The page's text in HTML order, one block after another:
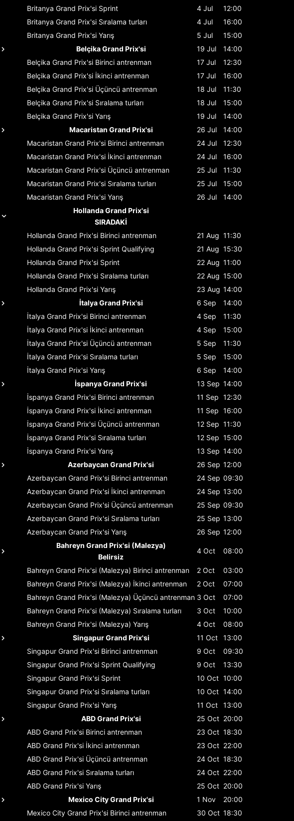
Britanya Grand Prix'si Sprint 4 Jul
12:00
Britanya Grand Prix'si Sıralama turları 4 Jul
16:00
Britanya Grand Prix'si Yarış 5 Jul
15:00
Belçika Grand Prix'si
19 Jul
14:00
Belçika Grand Prix'si Birinci antrenman 17 Jul
12:30
Belçika Grand Prix'si İkinci antrenman 17 Jul
16:00
Belçika Grand Prix'si Üçüncü antrenman 18 Jul
11:30
Belçika Grand Prix'si Sıralama turları 18 Jul
15:00
Belçika Grand Prix'si Yarış 19 Jul
14:00
Macaristan Grand Prix'si
26 Jul
14:00
Macaristan Grand Prix'si Birinci antrenman 24 Jul
12:30
Macaristan Grand Prix'si İkinci antrenman 24 Jul
16:00
Macaristan Grand Prix'si Üçüncü antrenman 25 Jul
11:30
Macaristan Grand Prix'si Sıralama turları 25 Jul
15:00
Macaristan Grand Prix'si Yarış 26 Jul
14:00
Hollanda Grand Prix'si
SIRADAKİ
Hollanda Grand Prix'si Birinci antrenman 21 Aug 11:30
Hollanda Grand Prix'si Sprint Qualifying 21 Aug 15:30
Hollanda Grand Prix'si Sprint 22 Aug 11:00
Hollanda Grand Prix'si Sıralama turları 22 Aug 15:00
Hollanda Grand Prix'si Yarış 23 Aug 14:00
İtalya Grand Prix'si
6 Sep
14:00
İtalya Grand Prix'si Birinci antrenman 4 Sep
11:30
İtalya Grand Prix'si İkinci antrenman 4 Sep
15:00
İtalya Grand Prix'si Üçüncü antrenman 5 Sep
11:30
İtalya Grand Prix'si Sıralama turları 5 Sep
15:00
İtalya Grand Prix'si Yarış 6 Sep
14:00
İspanya Grand Prix'si
13 Sep 14:00
İspanya Grand Prix'si Birinci antrenman 11 Sep 12:30
İspanya Grand Prix'si İkinci antrenman 11 Sep 16:00
İspanya Grand Prix'si Üçüncü antrenman 12 Sep 11:30
İspanya Grand Prix'si Sıralama turları 12 Sep 15:00
İspanya Grand Prix'si Yarış 13 Sep 14:00
Azerbaycan Grand Prix'si
26 Sep 12:00
Azerbaycan Grand Prix'si Birinci antrenman 24 Sep 09:30
Azerbaycan Grand Prix'si İkinci antrenman 24 Sep 13:00
Azerbaycan Grand Prix'si Üçüncü antrenman 25 Sep 09:30
Azerbaycan Grand Prix'si Sıralama turları 25 Sep 13:00
Azerbaycan Grand Prix'si Yarış 26 Sep 12:00
Bahreyn Grand Prix'si (Malezya)
Belirsiz
4 Oct 08:00
Bahreyn Grand Prix'si (Malezya) Birinci antrenman 2 Oct
03:00
Bahreyn Grand Prix'si (Malezya) İkinci antrenman 2 Oct
07:00
Bahreyn Grand Prix'si (Malezya) Üçüncü antrenman 3 Oct
07:00
Bahreyn Grand Prix'si (Malezya) Sıralama turları 3 Oct
10:00
Bahreyn Grand Prix'si (Malezya) Yarış 4 Oct
08:00
Singapur Grand Prix'si
11 Oct
13:00
Singapur Grand Prix'si Birinci antrenman 9 Oct
09:30
Singapur Grand Prix'si Sprint Qualifying 9 Oct
13:30
Singapur Grand Prix'si Sprint 10 Oct 10:00
Singapur Grand Prix'si Sıralama turları 10 Oct 14:00
Singapur Grand Prix'si Yarış 11 Oct
13:00
ABD Grand Prix'si
25 Oct 20:00
ABD Grand Prix'si Birinci antrenman 23 Oct 18:30
ABD Grand Prix'si İkinci antrenman 23 Oct 22:00
ABD Grand Prix'si Üçüncü antrenman 24 Oct 18:30
ABD Grand Prix'si Sıralama turları 24 Oct 22:00
ABD Grand Prix'si Yarış 25 Oct 20:00
Mexico City Grand Prix'si
1 Nov
20:00
Mexico City Grand Prix'si Birinci antrenman 30 Oct 18:30